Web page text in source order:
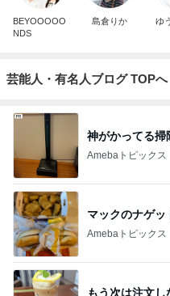
BEYOOOOO
NDS
島倉りか ゆ
芸能人・有名人ブログ TOPへ
神がかってる掃
Amebaトピックス
マックのナゲ
Amebaトピックス
もう次は注文し